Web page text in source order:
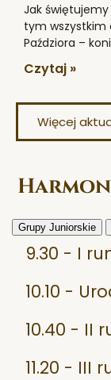
Jak świętujemy
tym wszystkim
Paździora –
Czytaj »
Więcej
Grupy Juniorskie
9.30 - I
10.10 -
10.40 - II
11.20 - III